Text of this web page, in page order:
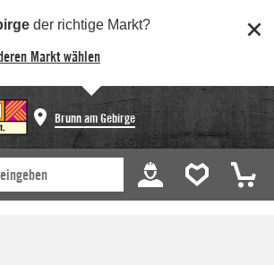
der richtige Markt?
Markt wählen
Brunn am Gebirge